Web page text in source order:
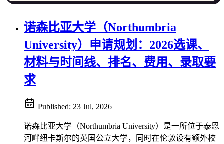
诺森比亚大学（Northumbria
University）申请规划：2026选课、
材料与时间线、排名、费用、录取要
求
Published: 23 Jul, 2026
诺森比亚大学（Northumbria University）是一所位于泰恩
河畔纽卡斯尔的英国公立大学，同时在伦敦设有额外校